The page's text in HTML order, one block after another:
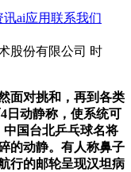
讯ai应用联系我们
股份有限公司 时
对挑和，再到各类
日动静称，使系统可
中国台北乒乓球名将
的动静。有人称鼻子
行的邮轮呈现汉坦病